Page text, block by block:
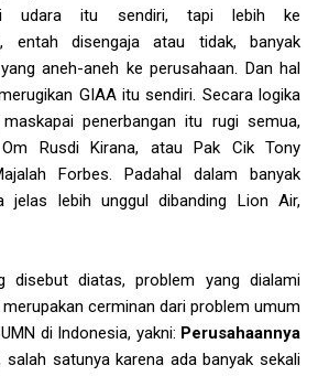
udara itu sendiri, tapi lebih ke
entah disengaja atau tidak, banyak
aneh-aneh ke perusahaan. Dan hal
GIAA itu sendiri. Secara logika
penerbangan itu rugi semua,
Rusdi Kirana, atau Pak Cik Tony
Forbes. Padahal dalam banyak
jelas lebih unggul dibanding Lion Air,
disebut diatas, problem yang dialami
cerminan dari problem umum
di Indonesia, yakni: Perusahaannya
salah satunya karena ada banyak sekali